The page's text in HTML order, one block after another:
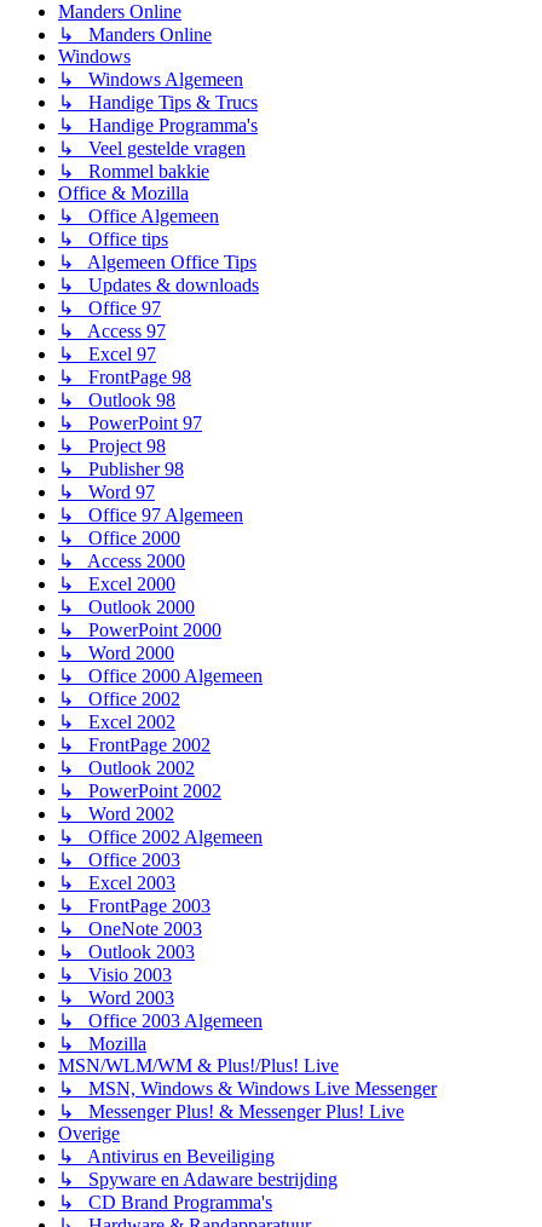
Manders Online
↳ Manders Online
Windows
↳ Windows Algemeen
↳ Handige Tips & Trucs
↳ Handige Programma's
↳ Veel gestelde vragen
↳ Rommel bakkie
Office & Mozilla
↳ Office Algemeen
↳ Office tips
↳ Algemeen Office Tips
↳ Updates & downloads
↳ Office 97
↳ Access 97
↳ Excel 97
↳ FrontPage 98
↳ Outlook 98
↳ PowerPoint 97
↳ Project 98
↳ Publisher 98
↳ Word 97
↳ Office 97 Algemeen
↳ Office 2000
↳ Access 2000
↳ Excel 2000
↳ Outlook 2000
↳ PowerPoint 2000
↳ Word 2000
↳ Office 2000 Algemeen
↳ Office 2002
↳ Excel 2002
↳ FrontPage 2002
↳ Outlook 2002
↳ PowerPoint 2002
↳ Word 2002
↳ Office 2002 Algemeen
↳ Office 2003
↳ Excel 2003
↳ FrontPage 2003
↳ OneNote 2003
↳ Outlook 2003
↳ Visio 2003
↳ Word 2003
↳ Office 2003 Algemeen
↳ Mozilla
MSN/WLM/WM & Plus!/Plus! Live
↳ MSN, Windows & Windows Live Messenger
↳ Messenger Plus! & Messenger Plus! Live
Overige
↳ Antivirus en Beveiliging
↳ Spyware en Adaware bestrijding
↳ CD Brand Programma's